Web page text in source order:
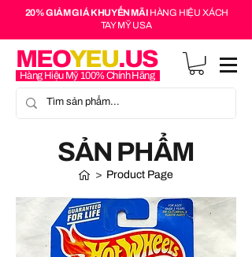
20% GIẢM GIÁ KHUYẾN MÃI HÀNG HIỆU XÁCH
TAY MỸ USA
MEOYEU.US
Hàng Hiệu Mỹ 100% Chính Hãng
SẢN PHẨM
> Product Page